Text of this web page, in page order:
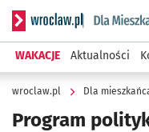
Serwis informacyjny
WAKACJE Aktualności
wroclaw.pl Dla
Program